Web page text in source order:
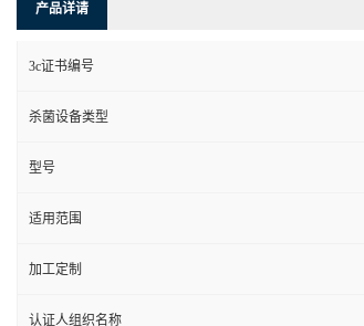
产品详请
3c证书编号
杀菌设备类型
型号
适用范围
加工定制
认证人组织名称